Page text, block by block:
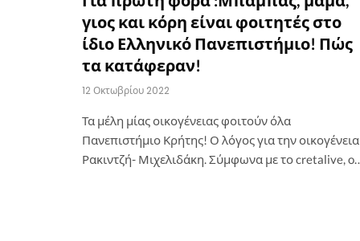
γιος και κόρη είναι φοιτητές στο
ίδιο Ελληνικό Πανεπιστήμιο! Πώς
τα κατάφεραν!
12 Οκτωβρίου 2022
Τα μέλη μίας οικογένειας φοιτούν όλα
Πανεπιστήμιο Κρήτης! Ο λόγος για την οικογένεια
Ρακιντζή- Μιχελιδάκη. Σύμφωνα με το cretalive,